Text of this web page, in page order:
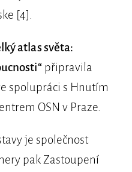
[4].
atlas světa:
připravila
spolupráci s Hnutím
OSN v Praze.
je společnost
pak Zastoupení